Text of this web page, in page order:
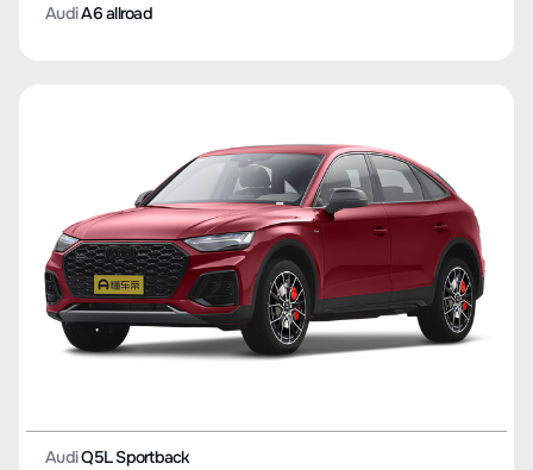
AudiA6 allroad
AudiQ5L Sportback